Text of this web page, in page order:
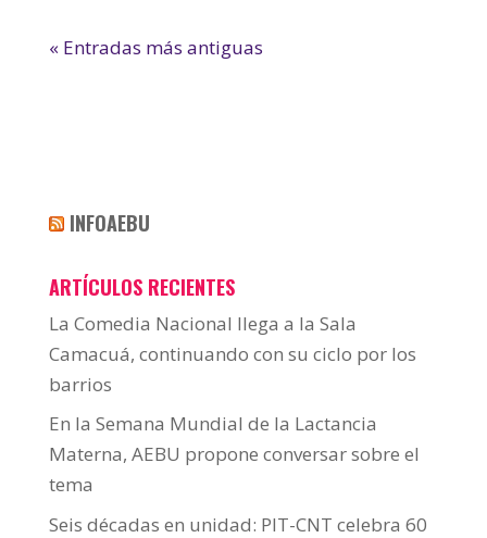
« Entradas más antiguas
INFOAEBU
ARTÍCULOS RECIENTES
La Comedia Nacional llega a la Sala
Camacuá, continuando con su ciclo por los
barrios
En la Semana Mundial de la Lactancia
Materna, AEBU propone conversar sobre el
tema
Seis décadas en unidad: PIT-CNT celebra 60